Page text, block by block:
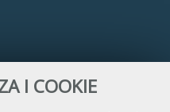
I COOKIE